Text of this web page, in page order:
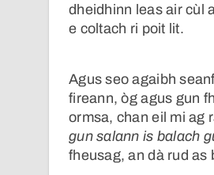
dheidhinn leas air cùl
e coltach ri poit lit.
Agus seo agaibh
fireann, òg agus gun
ormsa, chan eil mi ag
gun salann is balach
fheusag, an dà rud as